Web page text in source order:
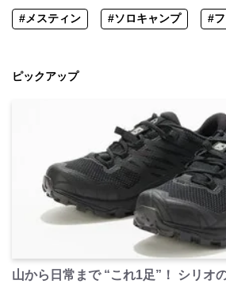
#メスティン #ソロキャンプ #
ピックアップ
山から日常まで “これ1足”！ シリオ